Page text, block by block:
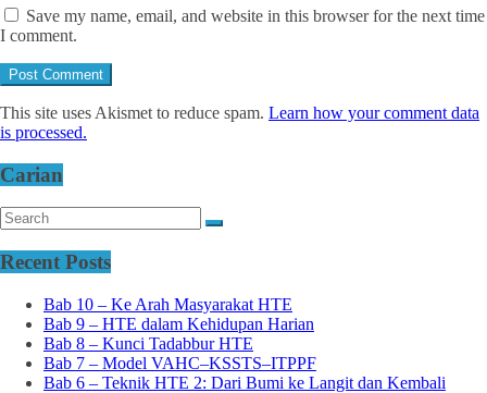
Save my name, email, and website in this browser for the next time
I comment.
This site uses Akismet to reduce spam. Learn how your comment data
is processed.
Carian
Recent Posts
Bab 10 – Ke Arah Masyarakat HTE
Bab 9 – HTE dalam Kehidupan Harian
Bab 8 – Kunci Tadabbur HTE
Bab 7 – Model VAHC–KSSTS–ITPPF
Bab 6 – Teknik HTE 2: Dari Bumi ke Langit dan Kembali